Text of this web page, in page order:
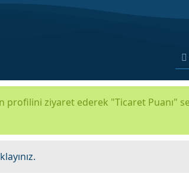
profilini ziyaret ederek "Ticaret Puanı"